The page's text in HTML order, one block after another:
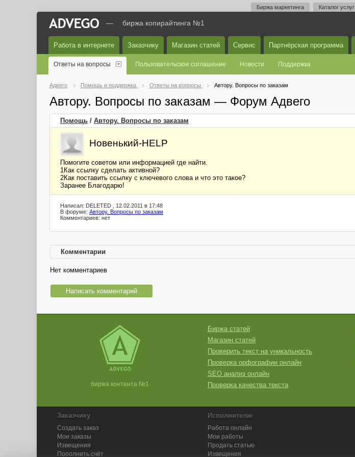
Биржа маркетинга Каталог услуг
— биржа копирайтинга №1
Работа в интернете Заказчику Магазин статей Сервис Партнёрская программа
Ответы на вопросы Пользовательское соглашение Новости Поддержка
Адвего Помощь и поддержка Ответы на вопросы Автору. Вопросы по заказам
Автору. Вопросы по заказам — Форум Адвего
Помощь / Автору. Вопросы по заказам
Новенький-HELP
Помогите советом или информацией где найти.
1Как ссылку сделать активной?
2Как поставить ссылку с ключевого слова и что это такое?
Заранее Благодарю!
Написал: DELETED , 12.02.2011 в 17:48
В форуме: Автору. Вопросы по заказам
Комментариев: нет
Комментарии
Нет комментариев
Написать комментарий
биржа контента №1
Биржа статей
Магазин статей
Проверить текст на уникальность
Проверка орфографии онлайн
SEO анализ онлайн
Проверка качества текста
Заказчику
Создать заказ
Мои заказы
Извещения
Пополнить счёт
Исполнителю
Работа онлайн
Мои работы
Продать статью
Извещения